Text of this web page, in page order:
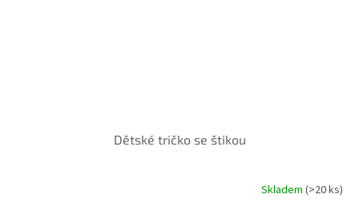
Dětské tričko se štikou
Skladem (>20 ks)